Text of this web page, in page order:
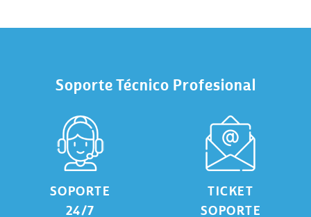
Soporte Técnico Profesional
SOPORTE
24/7
TICKET
SOPORTE